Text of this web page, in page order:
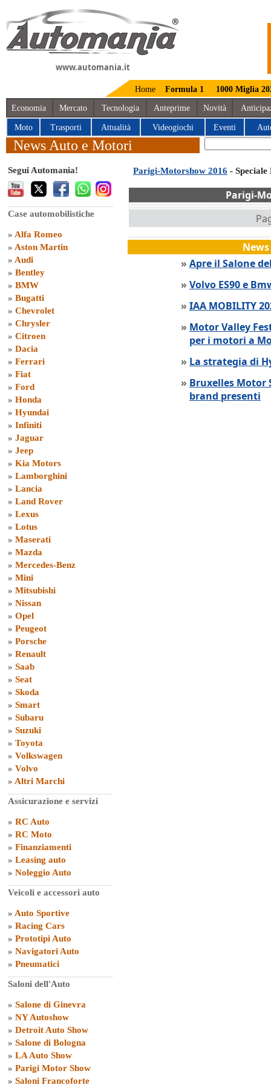
www.automania.it
Home Formula 1 1000 Miglia
Economia Mercato Tecnologia Anteprime Novità
Moto Trasporti Attualità Videogiochi Eventi
News Auto e Motori
Segui Automania!
Case automobilistiche
» Alfa Romeo
» Aston Martin
» Audi
» Bentley
» BMW
» Bugatti
» Chevrolet
» Chrysler
» Citroen
» Dacia
» Ferrari
» Fiat
» Ford
» Honda
» Hyundai
» Infiniti
» Jaguar
» Jeep
» Kia Motors
» Lamborghini
» Lancia
» Land Rover
» Lexus
» Lotus
» Maserati
» Mazda
» Mercedes-Benz
» Mini
» Mitsubishi
» Nissan
» Opel
» Peugeot
» Porsche
» Renault
» Saab
» Seat
» Skoda
» Smart
» Subaru
» Suzuki
» Toyota
» Volkswagen
» Volvo
» Altri Marchi
Assicurazione e servizi
» RC Auto
» RC Moto
» Finanziamenti
» Leasing auto
» Noleggio Auto
Veicoli e accessori auto
» Auto Sportive
» Racing Cars
» Prototipi Auto
» Navigatori Auto
» Pneumatici
Saloni dell'Auto
» Salone di Ginevra
» NY Autoshow
» Detroit Auto Show
» Salone di Bologna
» LA Auto Show
» Parigi Motor Show
» Saloni Francoforte
Parigi-Motorshow 2016 -
Parigi-
» Apre il Salone
» Volvo ES90 e
» IAA MOBILITY
» Motor Valley
per i motori a
» La strategia di
» Bruxelles Motor
brand presenti